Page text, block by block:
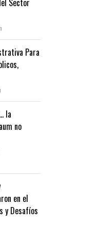
Sector
Para
la
no
en el
y Desafíos